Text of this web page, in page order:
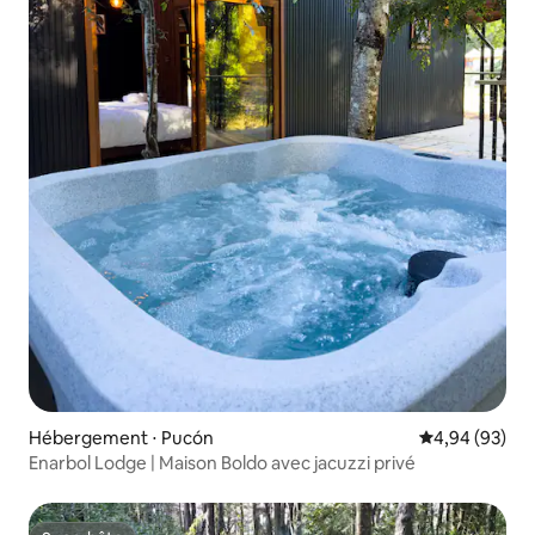
Hébergement ⋅ Pucón Évaluation
4,94 (93)
Enarbol Lodge | Maison Boldo avec jacuzzi privé